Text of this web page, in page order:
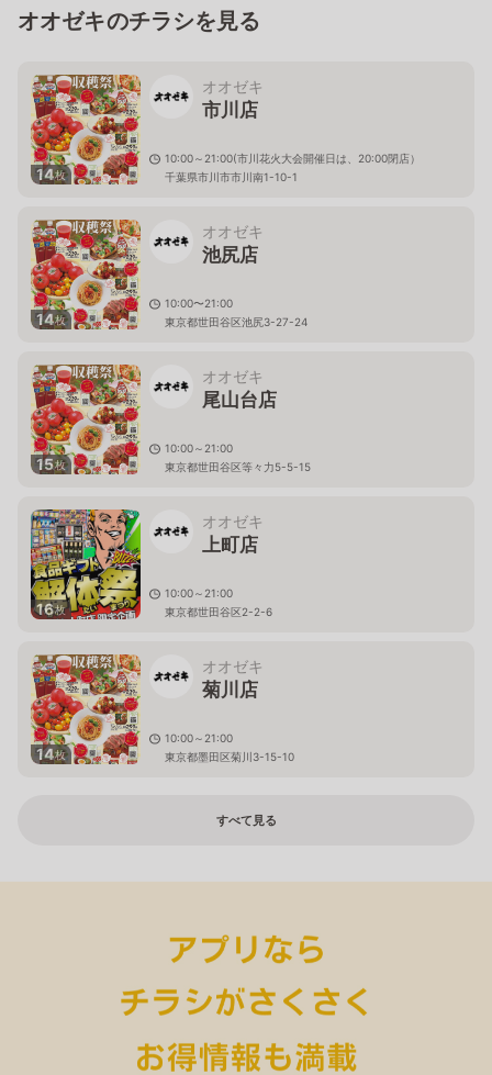
オオゼキのチラシを見る
14枚
オオゼキ
市川店
10:00～21:00(市川花火大会開催日は、20:00閉店）
千葉県市川市市川南1-10-1
14枚
オオゼキ
池尻店
10:00〜21:00
東京都世田谷区池尻3-27-24
15枚
オオゼキ
尾山台店
10:00～21:00
東京都世田谷区等々力5-5-15
16枚
オオゼキ
上町店
10:00～21:00
東京都世田谷区2-2-6
14枚
オオゼキ
菊川店
10:00～21:00
東京都墨田区菊川3-15-10
すべて見る